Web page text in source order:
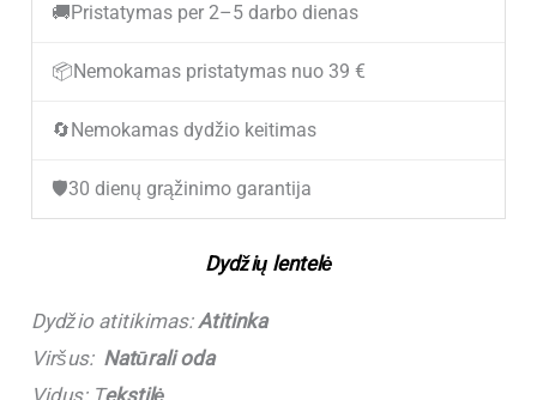
Odiniai
demisezoniniai
batai
(Dydžiai
atitinka)
🚚 Pristatymas per 2–5 darbo dienas
📦 Nemokamas pristatymas nuo 39 €
🔄 Nemokamas dydžio keitimas
🛡️30 dienų grąžinimo garantija
Dydžių lentelė
Dydžio atitikimas:Atitinka
Viršus: Natūrali oda